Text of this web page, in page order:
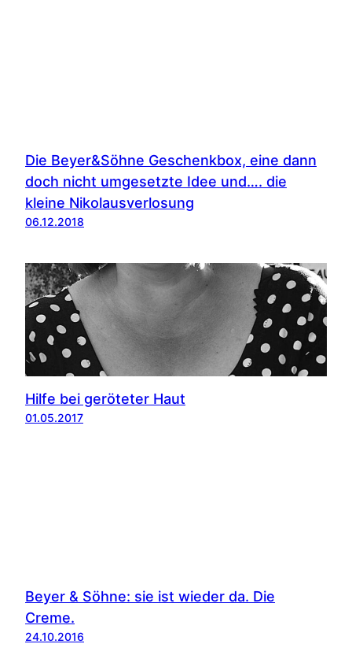
Die Beyer&Söhne Geschenkbox, eine dann
doch nicht umgesetzte Idee und…. die
kleine Nikolausverlosung
06.12.2018
Hilfe bei geröteter Haut
01.05.2017
Beyer & Söhne: sie ist wieder da. Die
Creme.
24.10.2016